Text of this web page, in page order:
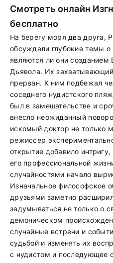
Смотреть онлайн
бесплатно
На берегу моря два друга,
обсуждали глубокие темы
являются ли они созданием
Дьявола. Их
прерван. К ним подбежал
соседнего нудистского
был в замешательстве и
внесло неожиданный
искомый доктор не только
режиссер
открытие добавило
его профессиональной
случайностями начало
Изначальное философское
друзьями заметно
задумываться не только о
демоническом
случайные встречи и
судьбой и изменять их
с нудистом и последующее